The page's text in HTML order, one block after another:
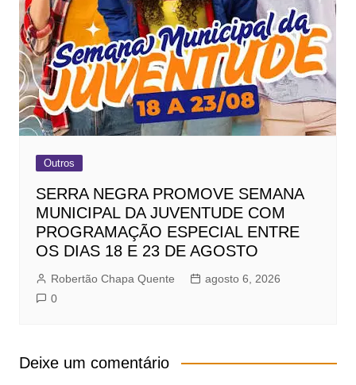
Outros
SERRA NEGRA PROMOVE SEMANA
MUNICIPAL DA JUVENTUDE COM
PROGRAMAÇÃO ESPECIAL ENTRE
OS DIAS 18 E 23 DE AGOSTO
Robertão Chapa Quente
agosto 6, 2026
0
Deixe um comentário